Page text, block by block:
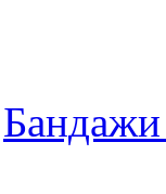
Бандажи